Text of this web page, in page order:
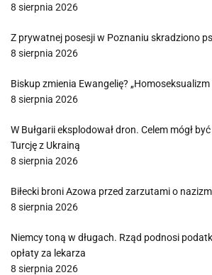
8 sierpnia 2026
Z prywatnej posesji w Poznaniu skradziono
8 sierpnia 2026
Biskup zmienia Ewangelię? „Homoseksualizm
8 sierpnia 2026
W Bułgarii eksplodował dron. Celem mógł
Turcję z Ukrainą
8 sierpnia 2026
Biłecki broni Azowa przed zarzutami o
8 sierpnia 2026
Niemcy toną w długach. Rząd podnosi
opłaty za lekarza
8 sierpnia 2026